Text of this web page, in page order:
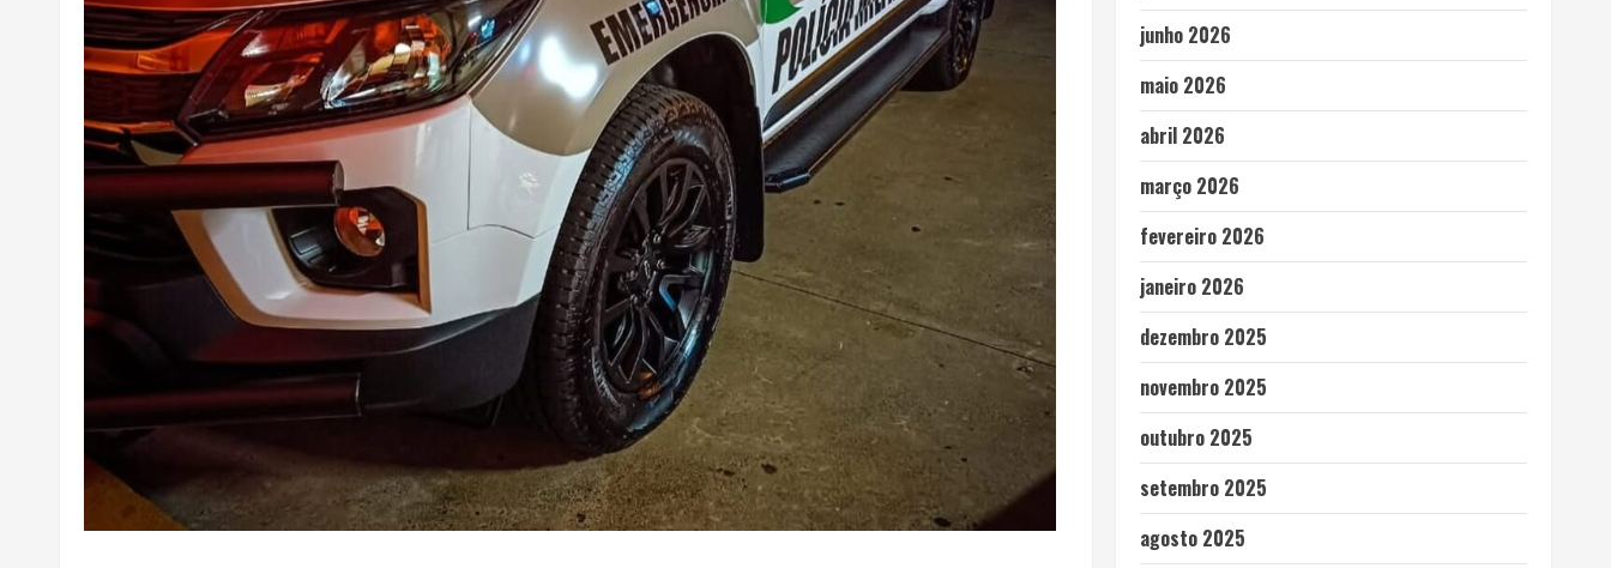
junho 2026
maio 2026
abril 2026
março 2026
fevereiro 2026
janeiro 2026
dezembro 2025
novembro 2025
outubro 2025
setembro 2025
agosto 2025